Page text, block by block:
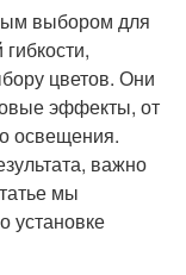
выбором для
цветов. Они
эффекты, от
освещения.
важно
мы
установке